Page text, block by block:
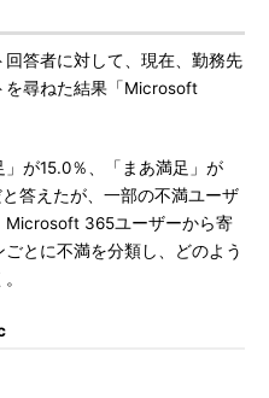
答者に対して、現在、勤務先
を尋ねた結果「Microsoft
が15.0％、「まあ満足」が
答えたが、一部の不満ユーザ
Microsoft 365ユーザーから寄
とに不満を分類し、どのよう